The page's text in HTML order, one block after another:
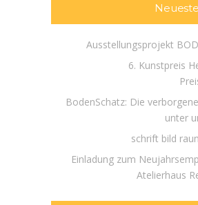
Ausstellungsprojekt
6. Kunstpreis
BodenSchatz: Die
unter
schrift bild
Einladung zum
Atelierhaus